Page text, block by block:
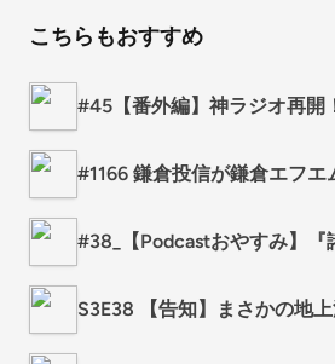
こちらもおすすめ
#45【番外編】神ラジオ再開
#1166 鎌倉投信が鎌倉エフ
#38_【Podcastおやすみ】
S3E38 【告知】まさかの地